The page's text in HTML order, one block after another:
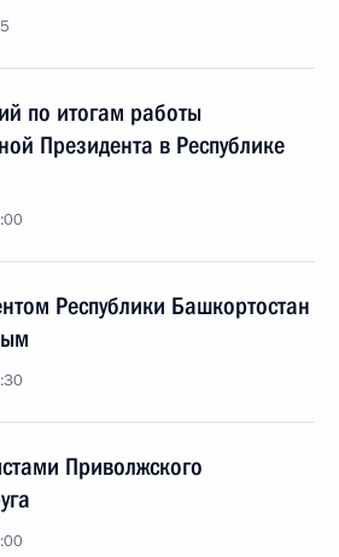
по итогам работы
Президента в Республике
Республики Башкортостан
Приволжского